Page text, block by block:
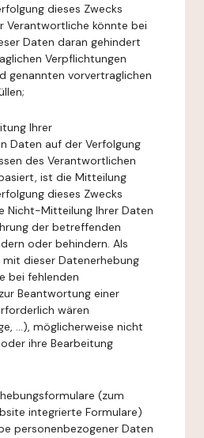
dieses Zwecks
Verantwortliche könnte bei
Daten daran gehindert
Verpflichtungen
genannten vorvertraglichen
Ihrer
Daten auf der Verfolgung
des Verantwortlichen
ist die Mitteilung
dieses Zwecks
Nicht-Mitteilung Ihrer Daten
der betreffenden
oder behindern. Als
mit dieser Datenerhebung
bei fehlenden
Beantwortung einer
wären
...), möglicherweise nicht
ihre Bearbeitung
(zum
integrierte Formulare)
personenbezogener Daten